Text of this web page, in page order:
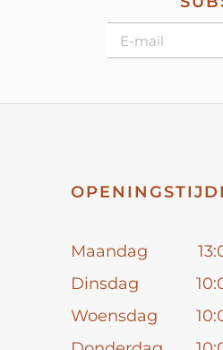
Maandag
Dinsdag
Woensdag